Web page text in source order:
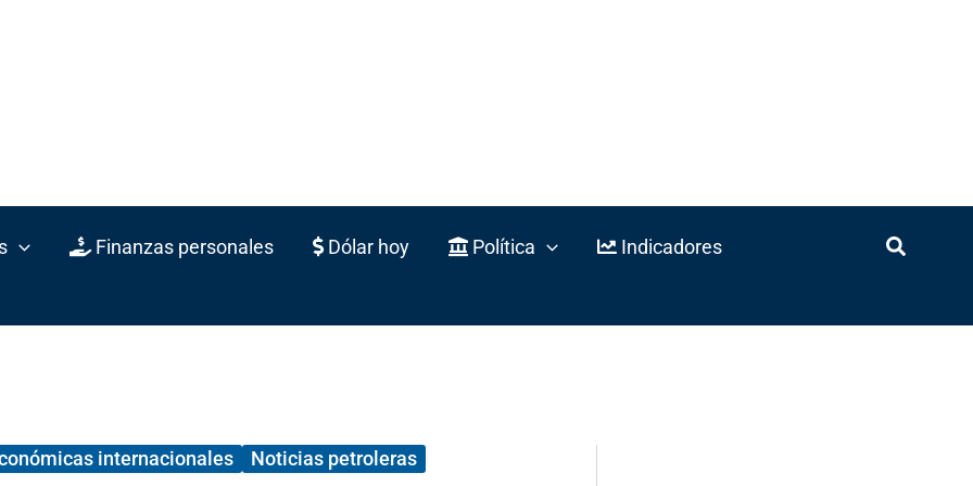
Finanzas personales Dólar hoy Política Indicadores
internacionales Noticias petroleras